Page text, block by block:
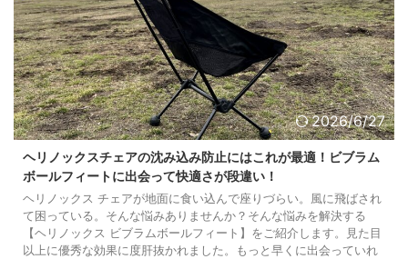
2026/6/27
ヘリノックスチェアの沈み込み防止にはこれが最適！ビブラム
ボールフィートに出会って快適さが段違い！
ヘリノックス チェアが地面に食い込んで座りづらい。風に飛ばされ
て困っている。そんな悩みありませんか？そんな悩みを解決する
【ヘリノックス ビブラムボールフィート】をご紹介します。見た目
以上に優秀な効果に度肝抜かれました。もっと早くに出会っていれ